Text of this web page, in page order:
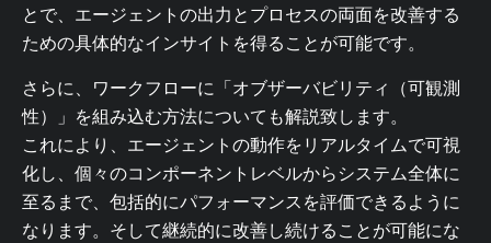
とで、エージェントの出力とプロセスの両面を改善する
ための具体的なインサイトを得ることが可能です。
さらに、ワークフローに「オブザーバビリティ（可観測
性）」を組み込む方法についても解説致します。
これにより、エージェントの動作をリアルタイムで可視
化し、個々のコンポーネントレベルからシステム全体に
至るまで、包括的にパフォーマンスを評価できるように
なります。そして継続的に改善し続けることが可能にな